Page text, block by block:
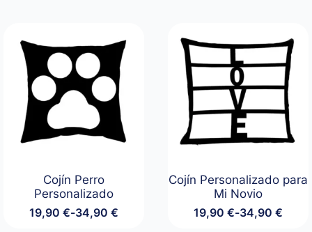
Cojín Perro
Personalizado
19,90€-34,90€
Rango
Cojín Personalizado para
Mi Novio
19,90 €-34,90 €
Rango